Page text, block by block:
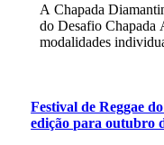
A Chapada
do Desafio Chapada
modalidades
Festival de Reggae
edição para outubro